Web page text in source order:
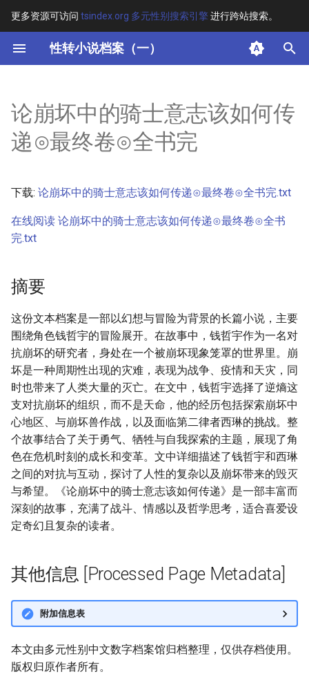
更多资源可访问 tsindex.org 多元性别搜索引擎进行跨站搜索。
性转小说档案（一）
键
开
始
索
其他信息 [Processed Page
Metadata]
论崩坏中的骑士意志该如何传
递⊙最终卷⊙全书完
下载: 论崩坏中的骑士意志该如何传递⊙最终卷⊙全书完.txt
在线阅读 论崩坏中的骑士意志该如何传递⊙最终卷⊙全书
完.txt
摘要
这份文本档案是一部以幻想与冒险为背景的长篇小说，主要
围绕角色钱哲宇的冒险展开。在故事中，钱哲宇作为一名对
抗崩坏的研究者，身处在一个被崩坏现象笼罩的世界里。崩
坏是一种周期性出现的灾难，表现为战争、疫情和天灾，同
时也带来了人类大量的灭亡。在文中，钱哲宇选择了逆熵这
支对抗崩坏的组织，而不是天命，他的经历包括探索崩坏中
心地区、与崩坏兽作战，以及面临第二律者西琳的挑战。整
个故事结合了关于勇气、牺牲与自我探索的主题，展现了角
色在危机时刻的成长和变革。文中详细描述了钱哲宇和西琳
之间的对抗与互动，探讨了人性的复杂以及崩坏带来的毁灭
与希望。《论崩坏中的骑士意志该如何传递》是一部丰富而
深刻的故事，充满了战斗、情感以及哲学思考，适合喜爱设
定奇幻且复杂的读者。
其他信息 [Processed Page Metadata]
附加信息表
本文由多元性别中文数字档案馆归档整理，仅供存档使用。
版权归原作者所有。